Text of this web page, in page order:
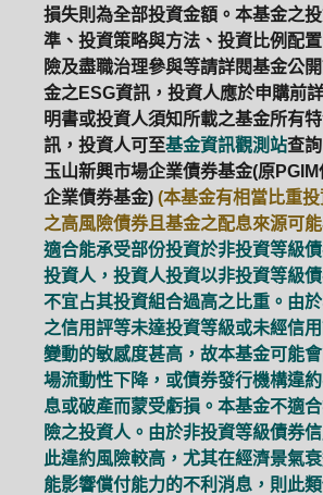
損失則為全部投資金額。本基金之
準、投資策略與方法、投資比例配
險及盡職治理參與等請詳閱基金公
金之ESG資訊，投資人應於申購前
明書或投資人須知所載之基金所有
訊，投資人可至基金資訊觀測站查詢
玉山新興市場企業債券基金(原
企業債券基金) (本基金有相當比重
之高風險債券且基金之配息來源可
適合能承受部份投資於非投資等級
投資人，投資人投資以非投資等級
不宜占其投資組合過高之比重。由
之信用評等未達投資等級或未經信
變動的敏感度甚高，故本基金可能
場流動性下降，或債券發行機構違
息或破產而蒙受虧損。本基金不適
險之投資人。由於非投資等級債券
此違約風險較高，尤其在經濟景氣
能影響償付能力的不利消息，則此